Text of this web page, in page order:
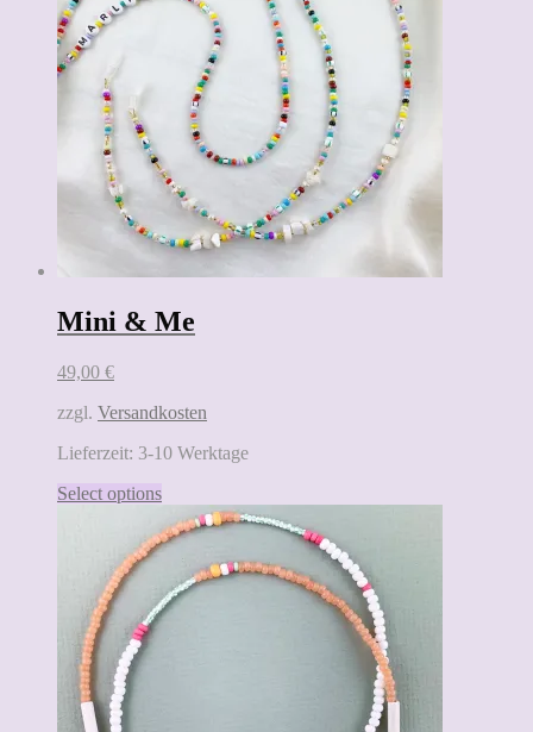
Mini & Me
49,00 €
zzgl. Versandkosten
Lieferzeit: 3-10 Werktage
Select options